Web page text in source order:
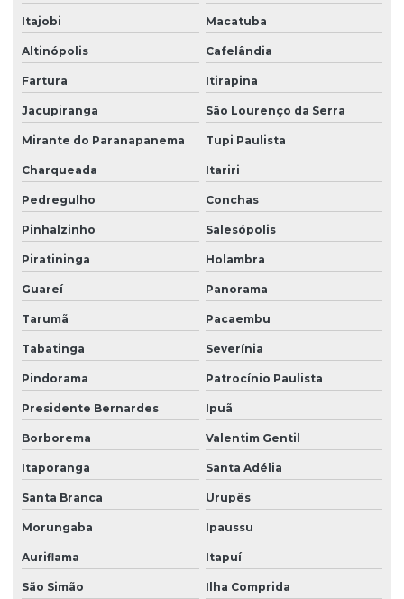
Itajobi Macatuba
Altinópolis Cafelândia
Fartura Itirapina
Jacupiranga São Lourenço da Serra
Mirante do Paranapanema Tupi Paulista
Charqueada Itariri
Pedregulho Conchas
Pinhalzinho Salesópolis
Piratininga Holambra
Guareí Panorama
Tarumã Pacaembu
Tabatinga Severínia
Pindorama Patrocínio Paulista
Presidente Bernardes Ipuã
Borborema Valentim Gentil
Itaporanga Santa Adélia
Santa Branca Urupês
Morungaba Ipaussu
Auriflama Itapuí
São Simão Ilha Comprida